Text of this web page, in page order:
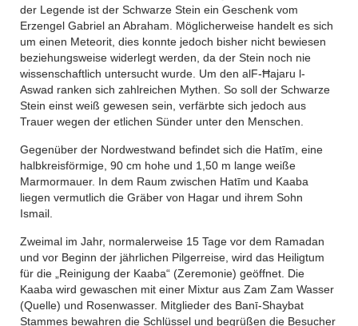
der Legende ist der Schwarze Stein ein Geschenk vom
Erzengel Gabriel an Abraham. Möglicherweise handelt es sich
um einen Meteorit, dies konnte jedoch bisher nicht bewiesen
beziehungsweise widerlegt werden, da der Stein noch nie
wissenschaftlich untersucht wurde. Um den alF-Ħajaru l-
Aswad ranken sich zahlreichen Mythen. So soll der Schwarze
Stein einst weiß gewesen sein, verfärbte sich jedoch aus
Trauer wegen der etlichen Sünder unter den Menschen.
Gegenüber der Nordwestwand befindet sich die Hatīm, eine
halbkreisförmige, 90 cm hohe und 1,50 m lange weiße
Marmormauer. In dem Raum zwischen Hatīm und Kaaba
liegen vermutlich die Gräber von Hagar und ihrem Sohn
Ismail.
Zweimal im Jahr, normalerweise 15 Tage vor dem Ramadan
und vor Beginn der jährlichen Pilgerreise, wird das Heiligtum
für die „Reinigung der Kaaba“ (Zeremonie) geöffnet. Die
Kaaba wird gewaschen mit einer Mixtur aus Zam Zam Wasser
(Quelle) und Rosenwasser. Mitglieder des Banī-Shaybat
Stammes bewahren die Schlüssel und begrüßen die Besucher